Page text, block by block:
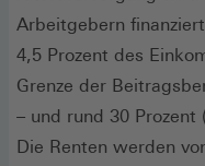
einem
neuen
Fenster)
Arbeitgebern
4,5 Prozent des
Grenze der
– und rund 30
Die Renten werden